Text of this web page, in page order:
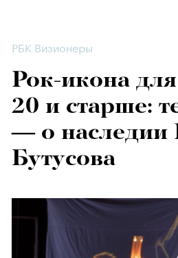
РБК Визионеры
Рок-икона
20 и старше:
— о
Бутусова